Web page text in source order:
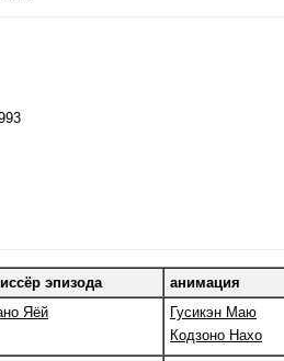
эпизода
анимация
Яёй
Гусикэн Маю
Кодзоно Нахо